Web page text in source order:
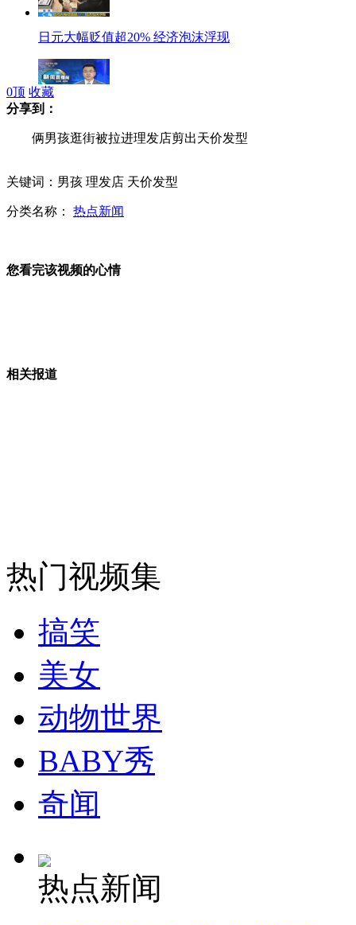
日元大幅贬值超20% 经济泡沫浮现
日本核试验设施泄漏 30人遭辐射
“励志哥”精神异常 背自制“小屋”回家
江西莲花县卫生局长被杀案嫌疑人系报复杀人
山西运城恶犬咬伤多人 警民合力深夜将其击毙
女孩北京地铁殴打老人 痛下狠手拳打脚踢
无痛分娩是否安全 医生回应
0顶 收藏
分享到：
俩男孩逛街被拉进理发店剪出天价发型
关键词：男孩 理发店 天价发型
分类名称： 热点新闻
您看完该视频的心情
相关报道
热门视频集
搞笑
美女
动物世界
BABY秀
奇闻
热点新闻